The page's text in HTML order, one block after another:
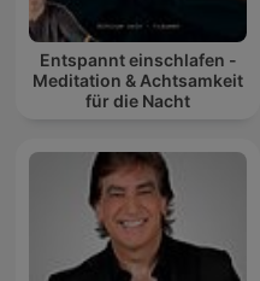
Entspannt einschlafen -
Meditation & Achtsamkeit
für die Nacht